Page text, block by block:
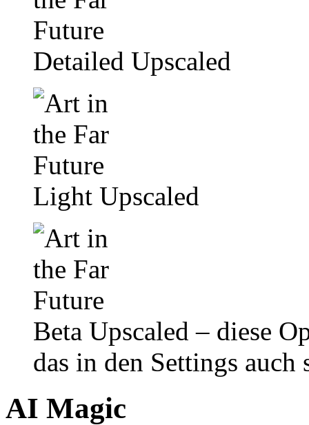
Detailed Upscaled
Light Upscaled
Beta Upscaled – diese
das in den Settings auch
AI Magic